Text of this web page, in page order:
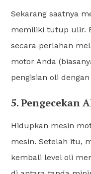
Sekarang saatnya
memiliki tutup ulir.
secara perlahan
motor Anda
pengisian oli
5. Pengecekan
Hidupkan mesin
mesin. Setelah itu,
kembali level oli